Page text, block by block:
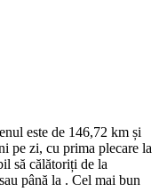
este de 146,72 km și
pe zi, cu prima plecare la
să călătoriți de la
până la . Cel mai bun